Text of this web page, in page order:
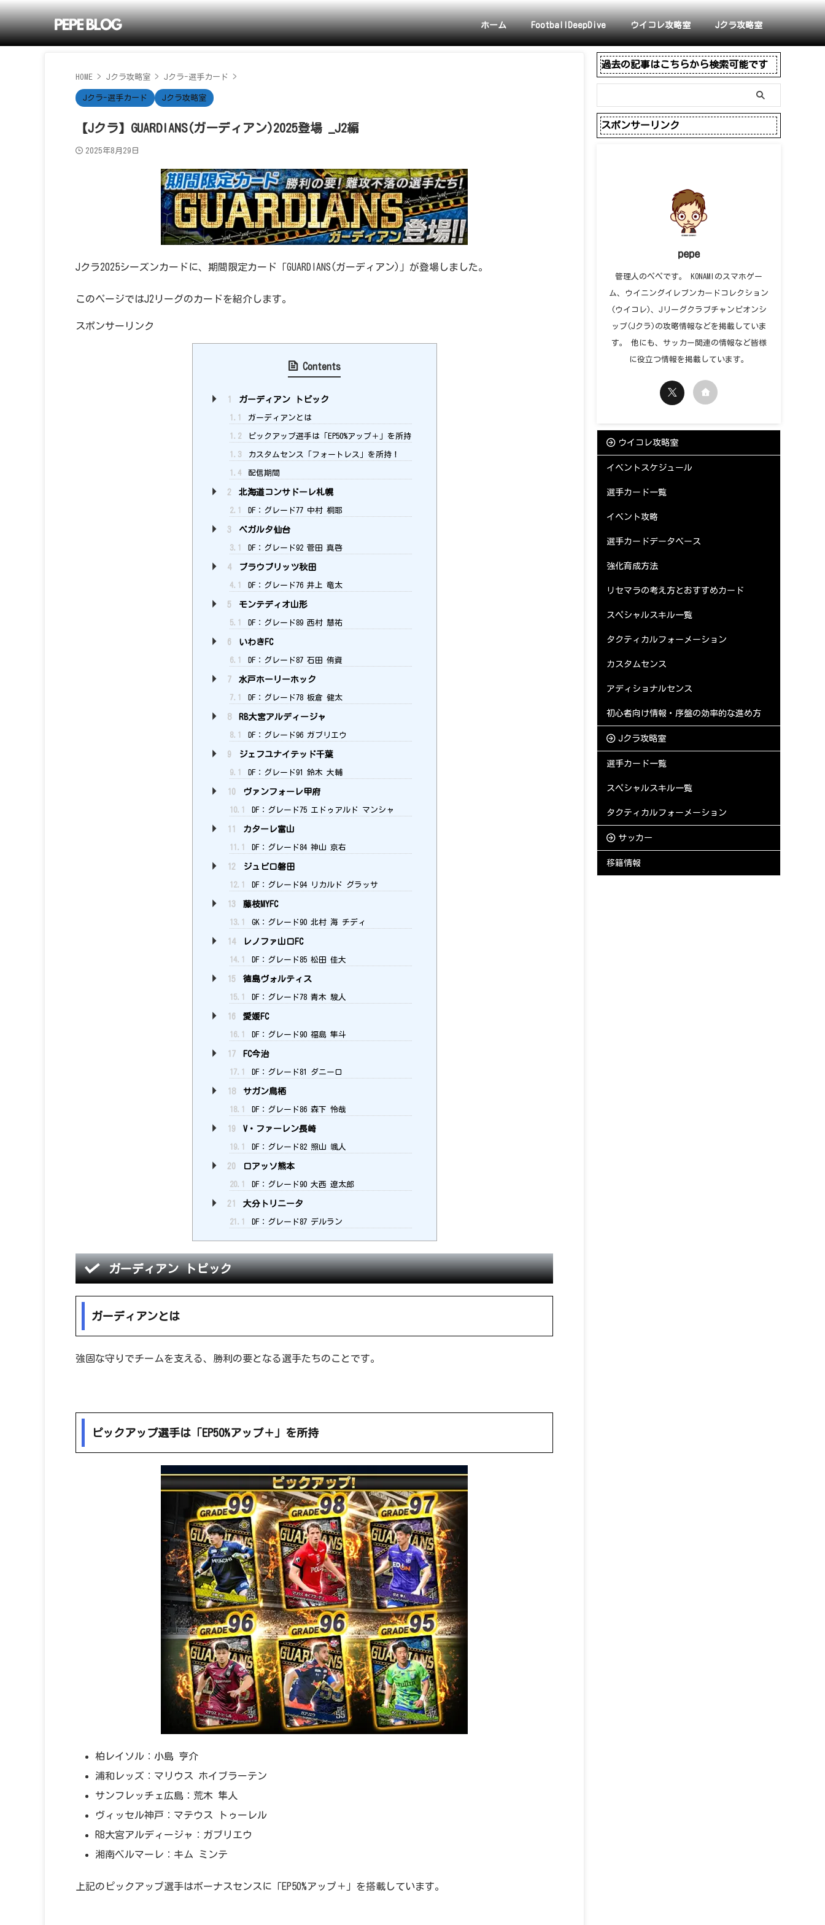
ホーム FootballDeepDive ウイコレ攻略室 Jクラ攻略室
HOME > Jクラ攻略室 > Jクラ-選手カード >
Jクラ-選手カード Jクラ攻略室
【Jクラ】GUARDIANS(ガーディアン)2025登場 _J2編
2025年8月29日
Jクラ2025シーズンカードに、期間限定カード「GUARDIANS(ガーディアン)」が登場しました。
このページではJ2リーグのカードを紹介します。
スポンサーリンク
Contents
1 ガーディアン トピック
1.1 ガーディアンとは
1.2 ピックアップ選手は「EP50%アップ＋」を所持
1.3 カスタムセンス「フォートレス」を所持！
1.4 配信期間
2 北海道コンサドーレ札幌
2.1 DF：グレード77 中村 桐耶
3 ベガルタ仙台
3.1 DF：グレード92 菅田 真啓
4 ブラウブリッツ秋田
4.1 DF：グレード76 井上 竜太
5 モンテディオ山形
5.1 DF：グレード89 西村 慧祐
6 いわきFC
6.1 DF：グレード87 石田 侑資
7 水戸ホーリーホック
7.1 DF：グレード78 板倉 健太
8 RB大宮アルディージャ
8.1 DF：グレード96 ガブリエウ
9 ジェフユナイテッド千葉
9.1 DF：グレード91 鈴木 大輔
10 ヴァンフォーレ甲府
10.1 DF：グレード75 エドゥアルド マンシャ
11 カターレ富山
11.1 DF：グレード84 神山 京右
12 ジュビロ磐田
12.1 DF：グレード94 リカルド グラッサ
13 藤枝MYFC
13.1 GK：グレード90 北村 海 チディ
14 レノファ山口FC
14.1 DF：グレード85 松田 佳大
15 徳島ヴォルティス
15.1 DF：グレード78 青木 駿人
16 愛媛FC
16.1 DF：グレード90 福島 隼斗
17 FC今治
17.1 DF：グレード81 ダニーロ
18 サガン鳥栖
18.1 DF：グレード86 森下 怜哉
19 V・ファーレン長崎
19.1 DF：グレード82 照山 颯人
20 ロアッソ熊本
20.1 DF：グレード90 大西 遼太郎
21 大分トリニータ
21.1 DF：グレード87 デルラン
ガーディアン トピック
ガーディアンとは
強固な守りでチームを支える、勝利の要となる選手たちのことです。
ピックアップ選手は「EP50%アップ＋」を所持
柏レイソル：小島 亨介
浦和レッズ：マリウス ホイブラーテン
サンフレッチェ広島：荒木 隼人
ヴィッセル神戸：マテウス トゥーレル
RB大宮アルディージャ：ガブリエウ
湘南ベルマーレ：キム ミンテ
上記のピックアップ選手はボーナスセンスに「EP50%アップ＋」を搭載しています。
過去の記事はこちらから検索可能です
スポンサーリンク
pepe
管理人のペペです。 KONAMIのスマホゲー
ム、ウイニングイレブンカードコレクション
(ウイコレ)、Jリーグクラブチャンピオンシ
ップ(Jクラ)の攻略情報などを掲載していま
す。 他にも、サッカー関連の情報など皆様
に役立つ情報を掲載しています。
ウイコレ攻略室
イベントスケジュール
選手カード一覧
イベント攻略
選手カードデータベース
強化育成方法
リセマラの考え方とおすすめカード
スペシャルスキル一覧
タクティカルフォーメーション
カスタムセンス
アディショナルセンス
初心者向け情報・序盤の効率的な進め方
Jクラ攻略室
選手カード一覧
スペシャルスキル一覧
タクティカルフォーメーション
サッカー
移籍情報